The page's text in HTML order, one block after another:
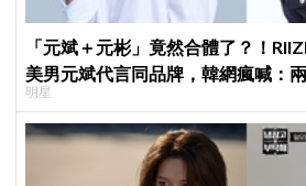
「元斌＋元彬」竟然合體了？！
美男元斌代言同品牌，韓網瘋喊：
明星